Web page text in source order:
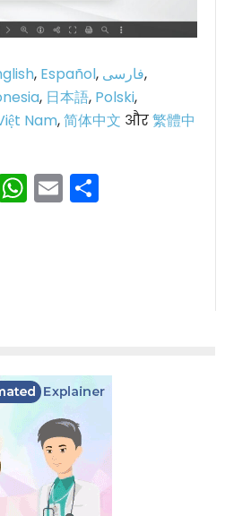
, Español, فارسی,
, 日本語, Polski,
Nam,简体中文 और繁體中
WhatsApp
Email